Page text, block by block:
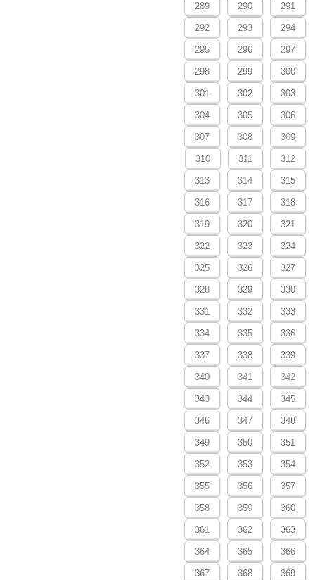
289 290 291
292 293 294
295 296 297
298 299 300
301 302 303
304 305 306
307 308 309
310 311 312
313 314 315
316 317 318
319 320 321
322 323 324
325 326 327
328 329 330
331 332 333
334 335 336
337 338 339
340 341 342
343 344 345
346 347 348
349 350 351
352 353 354
355 356 357
358 359 360
361 362 363
364 365 366
367 368 369